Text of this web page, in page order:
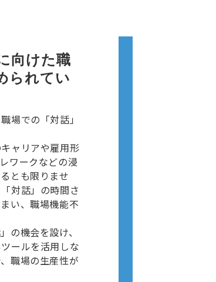
向けた職
られてい
場での「対話」
ャリアや雇用形
ワークなどの浸
とも限りませ
対話」の時間さ
い、職場機能不
の機会を設け、
ールを活用しな
職場の生産性が